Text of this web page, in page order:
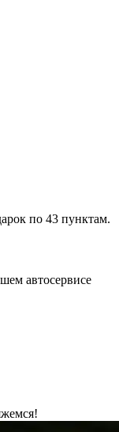
по 43 пунктам.
автосервисе